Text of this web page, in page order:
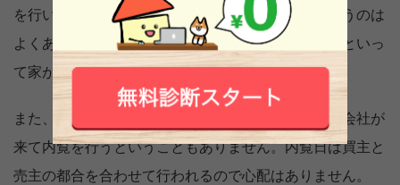
を行いますが、住んでいる状態の家を内覧するというのは
よくある話。住みながら売却活動を行っているからといっ
て家が売れないということはありません。
また、売主が住んでいる場合、勝手に買主と不動産会社が
来て内覧を行うということもありません。内覧日は買主と
売主の都合を合わせて行われるので心配はありません。